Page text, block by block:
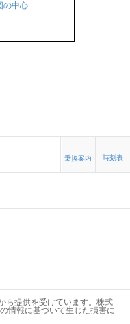
乗換案内 時刻表
ら提供を受けています。株式
情報に基づいて生じた損害に